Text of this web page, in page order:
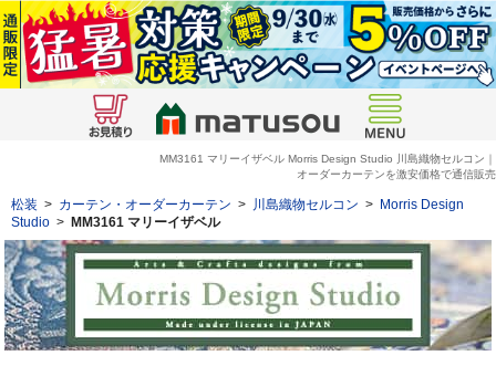
MM3161 マリーイザベル Morris Design Studio 川島織物セルコン｜
オーダーカーテンを激安価格で通信販売
松装 > カーテン・オーダーカーテン > 川島織物セルコン > Morris Design
Studio > MM3161 マリーイザベル